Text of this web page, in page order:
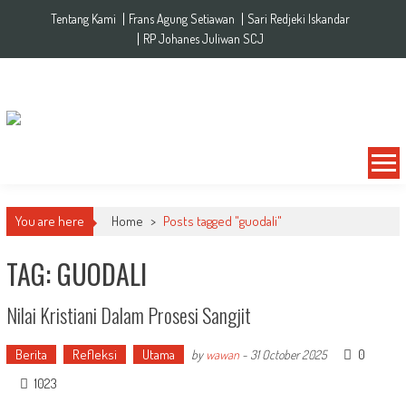
Skip to content
Tentang Kami Frans Agung Setiawan
Sari Redjeki Iskandar
RP Johanes Juliwan SCJ
You are here Home > Posts tagged "guodali"
TAG: GUODALI
Nilai Kristiani Dalam Prosesi Sangjit
Berita Refleksi Utama by wawan- 31 October 2025
0
1023